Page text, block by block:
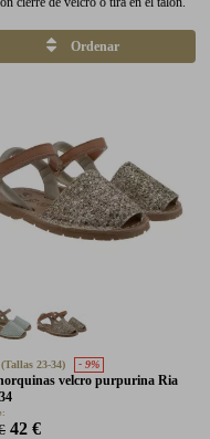
Ordenar
(Tallas 23-34) - 9%
velcro purpurina Ria
42 €